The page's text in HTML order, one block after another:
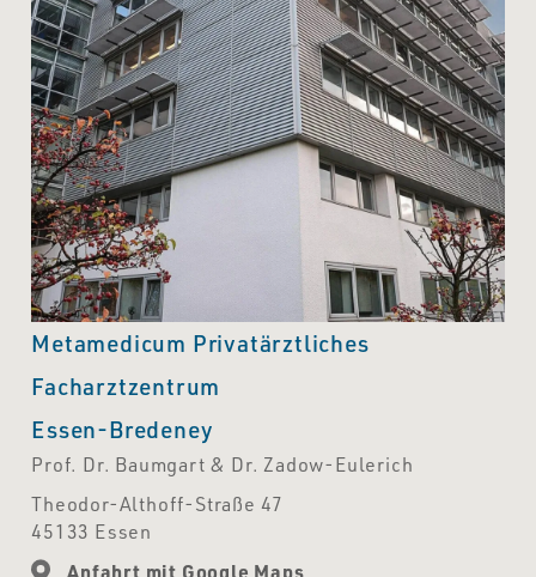
Metamedicum Privatärztliches
Facharztzentrum
Essen-Bredeney
Prof. Dr. Baumgart & Dr. Zadow-Eulerich
Theodor-Althoff-Straße 47
45133 Essen
Anfahrt mit Google Maps